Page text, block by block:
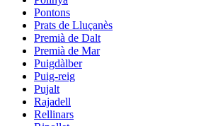
Pontons
Prats de Lluçanès
Premià de Dalt
Premià de Mar
Puigdàlber
Puig-reig
Pujalt
Rajadell
Rellinars